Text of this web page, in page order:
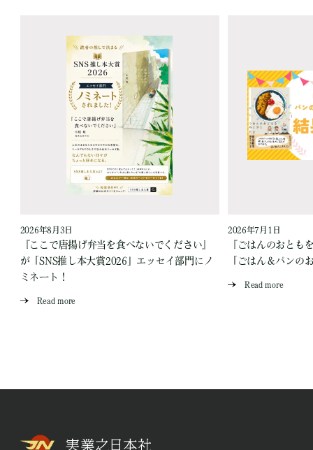
2026年8月3日
『ここで唐揚げ弁当を食べないでください』
が「SNS推し本大賞2026」エッセイ部門にノ
ミネート！
Read more
2026年7月1日
『ごはんのおとも
「ごはん＆パンの
Read more